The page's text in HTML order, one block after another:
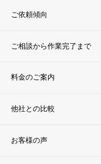
ご依頼傾向
ご相談から作業完了まで
料金のご案内
他社との比較
お客様の声